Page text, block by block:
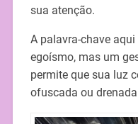
sua atenção.
A palavra-chave aqui
egoísmo, mas um
permite que sua luz
ofuscada ou